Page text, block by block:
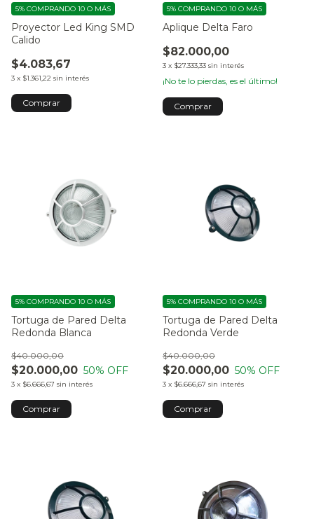
Proyector Led King SMD
Calido
$4.083,67
3 x $1.361,22 sin interés
5% COMPRANDO 10 O MÁS
Comprar
Aplique Delta Faro
$82.000,00
3 x $27.333,33 sin interés
5% COMPRANDO 10 O MÁS
¡No te lo pierdas, es el último!
Tortuga de Pared Delta
Redonda Blanca
$20.000,00
$40.000,00
50% OFF
3 x $6.666,67 sin interés
5% COMPRANDO 10 O MÁS
Comprar
Tortuga de Pared Delta
Redonda Verde
$20.000,00
$40.000,00
50% OFF
3 x $6.666,67 sin interés
5% COMPRANDO 10 O MÁS